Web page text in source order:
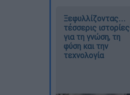
Ξεφυλλίζοντας...
τέσσερις ιστορίες
για τη γνώση, τη
φύση και την
τεχνολογία